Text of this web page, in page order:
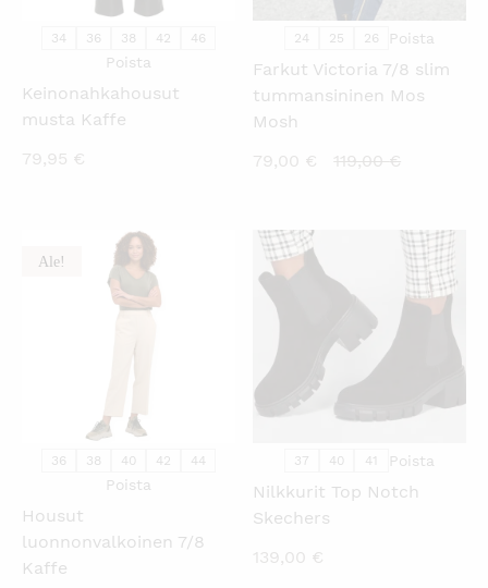
34 36 38 42 46
Poista
Keinonahkahousut
musta Kaffe
79,95 €
24 25 26 Poista
Farkut Victoria 7/8 slim
tummansininen Mos
Mosh
79,00 €
Nykyinen
119,00€
119,00 €.
Ale! KATSO PIKANÄKYMÄ
36 38 40 42 44
Poista
Housut
luonnonvalkoinen 7/8
Kaffe
KATSO PIKANÄKYMÄ
37 40 41 Poista
Nilkkurit Top Notch
Skechers
139,00 €